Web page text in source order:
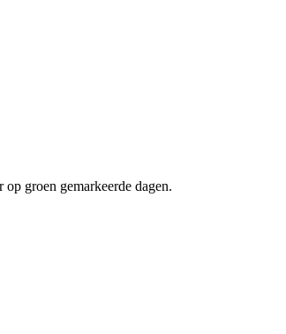
groen gemarkeerde dagen.